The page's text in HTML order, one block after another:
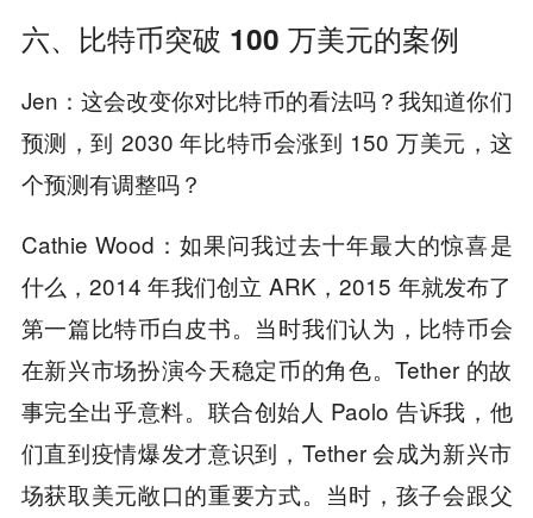
六、比特币突破 100 万美元的案例
Jen：这会改变你对比特币的看法吗？我知道你们
预测，到 2030 年比特币会涨到 150 万美元，这
个预测有调整吗？
Cathie Wood：如果问我过去十年最大的惊喜是
什么，2014 年我们创立 ARK，2015 年就发布了
第一篇比特币白皮书。当时我们认为，比特币会
在新兴市场扮演今天稳定币的角色。Tether 的故
事完全出乎意料。联合创始人 Paolo 告诉我，他
们直到疫情爆发才意识到，Tether 会成为新兴市
场获取美元敞口的重要方式。当时，孩子会跟父